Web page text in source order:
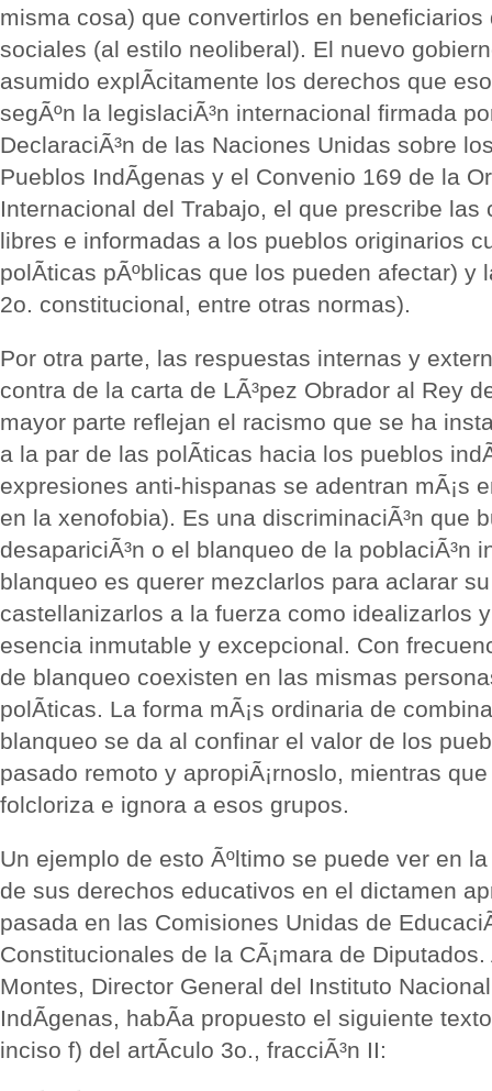
misma cosa) que convertirlos en beneficiarios
sociales (al estilo neoliberal). El nuevo
asumido explÃ­citamente los derechos que
segÃºn la legislaciÃ³n internacional firmada
DeclaraciÃ³n de las Naciones Unidas sobre
Pueblos IndÃ­genas y el Convenio 169 de la
Internacional del Trabajo, el que prescribe las
libres e informadas a los pueblos originarios
polÃ­ticas pÃºblicas que los pueden afectar) y
2o. constitucional, entre otras normas).
Por otra parte, las respuestas internas y
contra de la carta de LÃ³pez Obrador al Rey
mayor parte reflejan el racismo que se ha
a la par de las polÃ­ticas hacia los pueblos
expresiones anti-hispanas se adentran mÃ¡s
en la xenofobia). Es una discriminaciÃ³n que
desapariciÃ³n o el blanqueo de la poblaciÃ³n
blanqueo es querer mezclarlos para aclarar
castellanizarlos a la fuerza como idealizarlos
esencia inmutable y excepcional. Con
de blanqueo coexisten en las mismas
polÃ­ticas. La forma mÃ¡s ordinaria de
blanqueo se da al confinar el valor de los
pasado remoto y apropiÃ¡rnoslo, mientras
folcloriza e ignora a esos grupos.
Un ejemplo de esto Ãºltimo se puede ver en
de sus derechos educativos en el dictamen
pasada en las Comisiones Unidas de
Constitucionales de la CÃ¡mara de
Montes, Director General del Instituto
IndÃ­genas, habÃ­a propuesto el siguiente
inciso f) del artÃ­culo 3o., fracciÃ³n II: